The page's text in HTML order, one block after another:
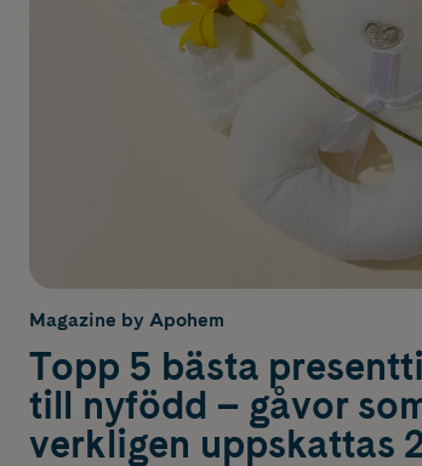
Magazine by Apohem
Topp 5 bästa
till nyfödd – gåvor
verkligen uppskattas